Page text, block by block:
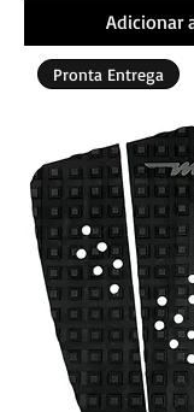
Adicionar
Pronta Entrega